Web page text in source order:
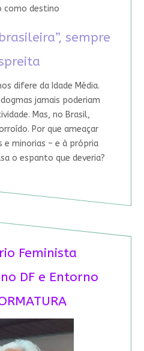
como destino
sempre
difere da Idade Média.
jamais poderiam
Mas, no Brasil,
Por que ameaçar
e minorias – e à própria
o espanto que deveria?
Feminista
DF e Entorno